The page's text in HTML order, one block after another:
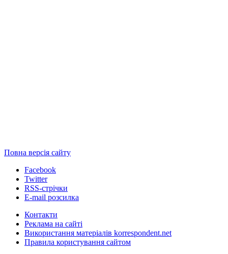
Повна версія сайту
Facebook
Twitter
RSS-стрічки
E-mail розсилка
Контакти
Реклама на сайті
Використання матеріалів korrespondent.net
Правила користування сайтом